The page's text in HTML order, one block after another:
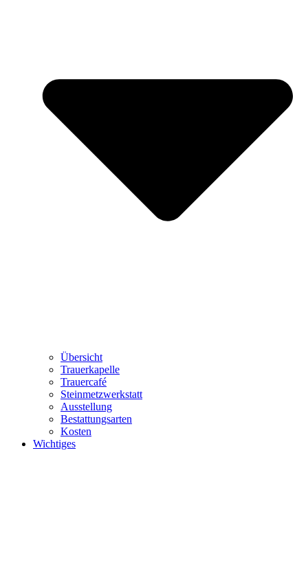
Übersicht
Trauerkapelle
Trauercafé
Steinmetzwerkstatt
Ausstellung
Bestattungsarten
Kosten
Wichtiges